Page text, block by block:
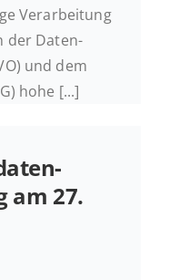
Ver­ar­bei­tung
der Daten­
und dem
hohe [...]
am 27.